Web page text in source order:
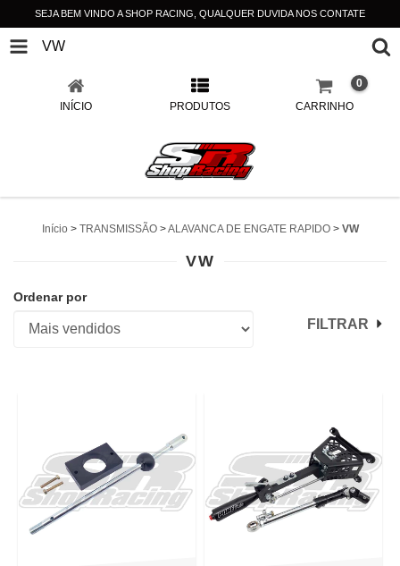
SEJA BEM VINDO A SHOP RACING, QUALQUER DUVIDA NOS CONTATE
VW
INÍCIO PRODUTOS CARRINHO
0
Início > TRANSMISSÃO >ALAVANCA DE ENGATE RAPIDO > VW
VW
Ordenar por
FILTRAR